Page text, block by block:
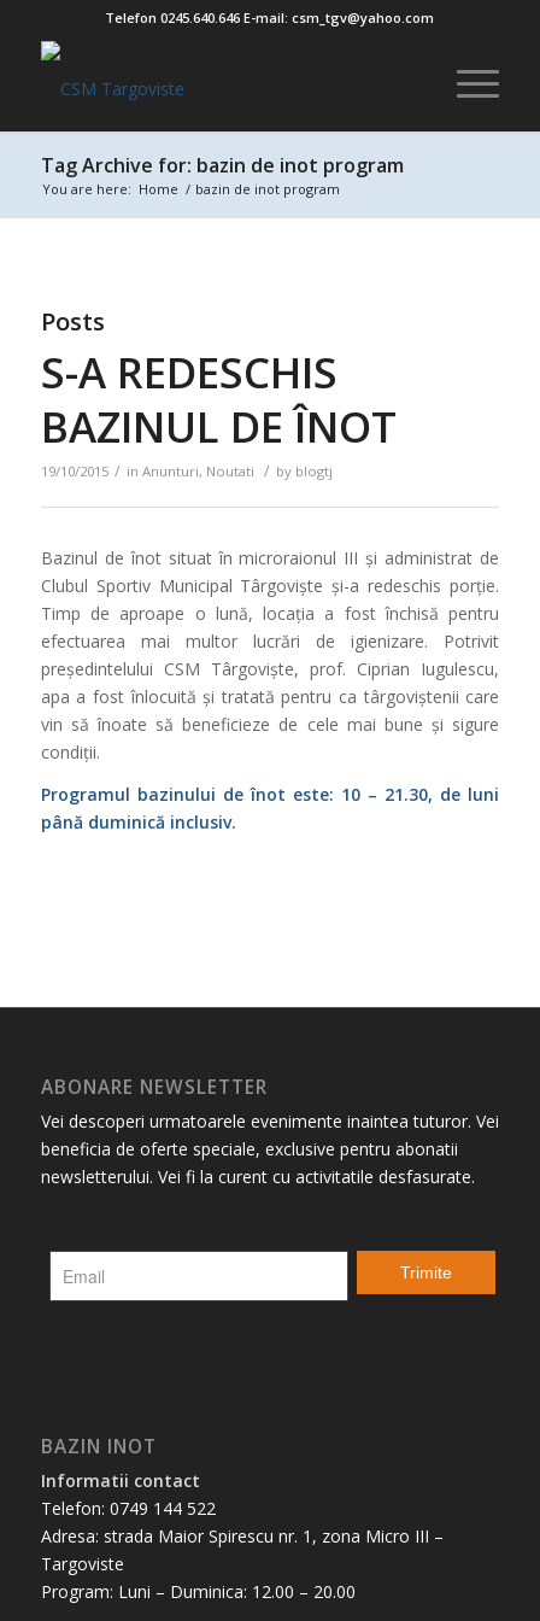
Telefon 0245.640.646 E-mail: csm_tgv@yahoo.com
Tag Archive for: bazin de inot program
You are here: Home / bazin de inot program
Posts
S-A REDESCHIS
BAZINUL DE ÎNOT
19/10/2015 / in Anunturi, Noutati / by blogtj
Bazinul de înot situat în microraionul III și administrat de
Clubul Sportiv Municipal Târgoviște și-a redeschis porție.
Timp de aproape o lună, locația a fost închisă pentru
efectuarea mai multor lucrări de igienizare. Potrivit
președintelului CSM Târgoviște, prof. Ciprian Iugulescu,
apa a fost înlocuită și tratată pentru ca târgoviștenii care
vin să înoate să beneficieze de cele mai bune și sigure
condiții.
Programul bazinului de înot este: 10 – 21.30, de luni
până duminică inclusiv.
ABONARE NEWSLETTER
Vei descoperi urmatoarele evenimente inaintea tuturor. Vei
beneficia de oferte speciale, exclusive pentru abonatii
newsletterului. Vei fi la curent cu activitatile desfasurate.
BAZIN INOT
Informatii contact
Telefon: 0749 144 522
Adresa: strada Maior Spirescu nr. 1, zona Micro III –
Targoviste
Program: Luni – Duminica: 12.00 – 20.00